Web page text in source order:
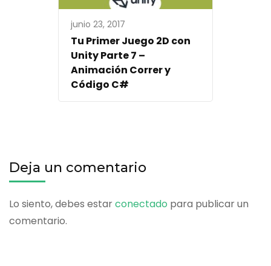
junio 23, 2017
Tu Primer Juego 2D con
Unity Parte 7 –
Animación Correr y
Código C#
Deja un comentario
Lo siento, debes estarconectado para publicar un
comentario.